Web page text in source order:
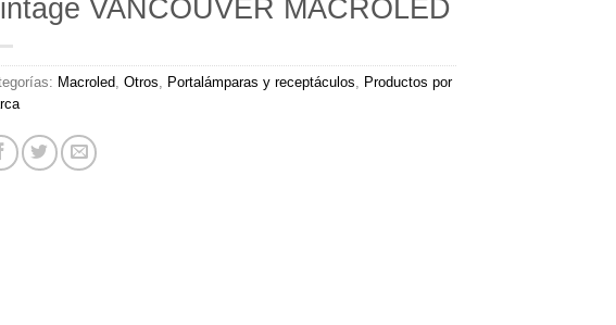
VANCOUVER MACROLED
Macroled,Otros, Portalámparas y receptáculos, Productos por